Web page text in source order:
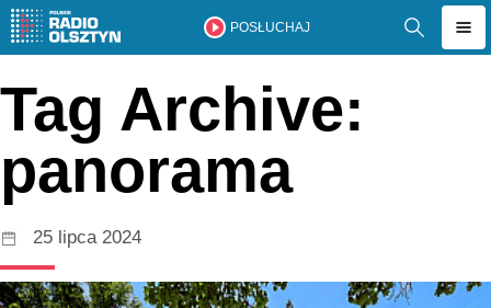
POSŁUCHAJ
Tag Archive:
panorama
25 lipca 2024